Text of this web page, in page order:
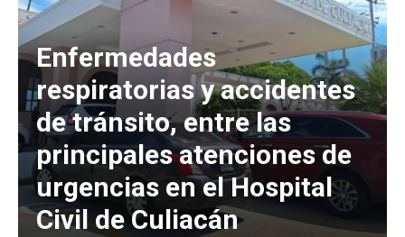
Enfermedades
respiratorias y accidentes
de tránsito, entre las
principales atenciones de
urgencias en el Hospital
Civil de Culiacán